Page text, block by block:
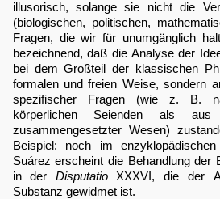
illusorisch, solange sie nicht die
(biologischen, politischen,
Fragen, die wir für unumgänglich
bezeichnend, daß die Analyse der
bei dem Großteil der klassischen
formalen und freien Weise, sondern
spezifischer Fragen (wie z. B.
körperlichen Seienden als
zusammengesetzter Wesen)
Beispiel: noch im
Suárez erscheint die Behandlung der
in der DisputatioXXXVI, die der
Substanz gewidmet ist.